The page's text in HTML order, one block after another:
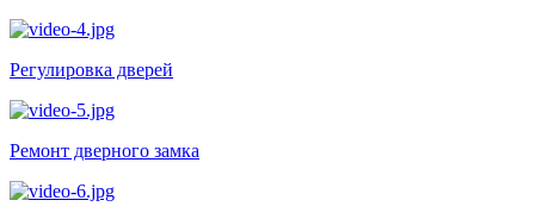
Регулировка дверей
Ремонт дверного замка